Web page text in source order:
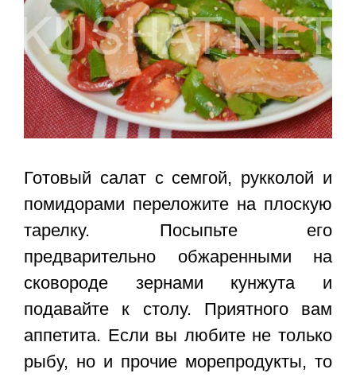
Готовый салат с семгой, рукколой и
помидорами переложите на плоскую
тарелку. Посыпьте его
предварительно обжаренными на
сковороде зернами кунжута и
подавайте к столу. Приятного вам
аппетита. Если вы любите не только
рыбу, но и прочие морепродукты, то